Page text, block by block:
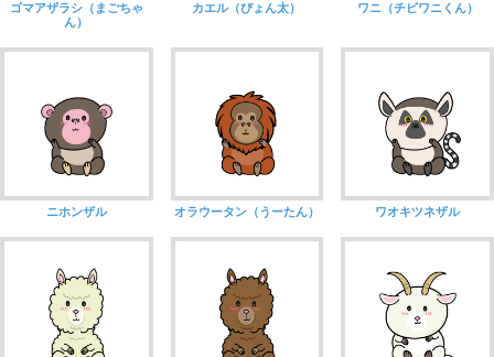
ゴマアザラシ（まごちゃ
ん）
カエル（ぴょん太） ワニ（チビワニくん）
ニホンザル オラウータン（うーたん） ワオキツネザル